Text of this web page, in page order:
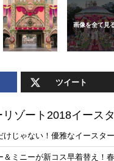
ツイート
ゾート2018イース
けじゃない！優雅なイースタ
＆ミニーが新コス早着替え